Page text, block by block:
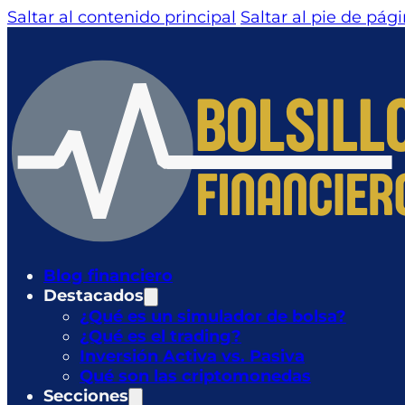
Saltar al contenido principal Saltar al pie de
Blog financiero
Destacados
¿Qué es un simulador de bolsa?
¿Qué es el trading?
Inversión Activa vs. Pasiva
Qué son las criptomonedas
Secciones